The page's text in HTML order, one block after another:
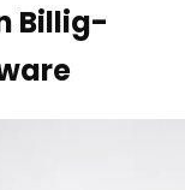
Billig-